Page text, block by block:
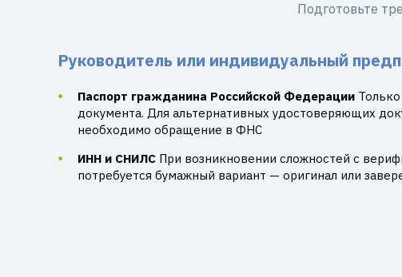
Подготовьте
Руководитель или индивидуальный
Паспорт гражданина Российской Федерации
документа. Для альтернативных удостоверяющих
необходимо обращение в ФНС
ИНН и СНИЛС При возникновении сложностей с
потребуется бумажный вариант — оригинал или